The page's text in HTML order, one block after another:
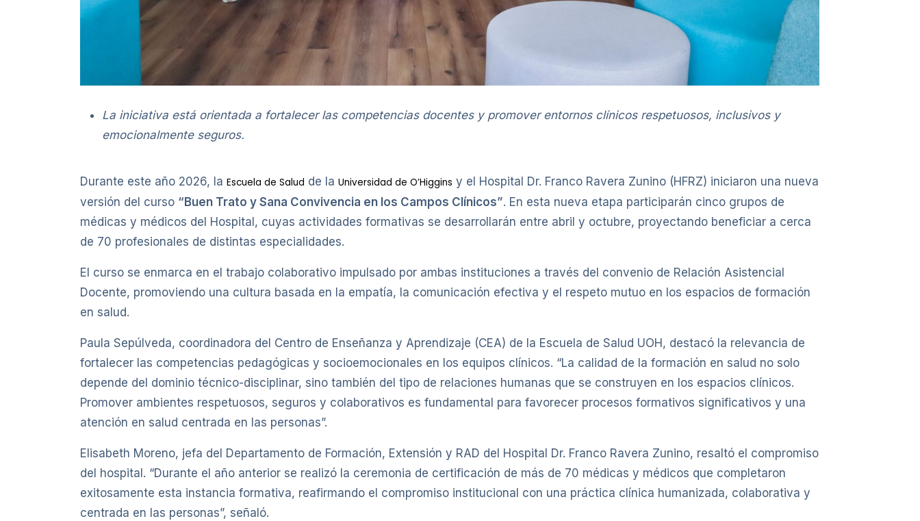
La iniciativa está orientada a fortalecer las competencias docentes y promover entornos clínicos respetuosos, inclusivos y
emocionalmente seguros.
Durante este año 2026, la Escuela de Salud de la Universidad de O’Higgins y el Hospital Dr. Franco Ravera Zunino (HFRZ) iniciaron una nueva
versión del curso “Buen Trato y Sana Convivencia en los Campos Clínicos”. En esta nueva etapa participarán cinco grupos de
médicas y médicos del Hospital, cuyas actividades formativas se desarrollarán entre abril y octubre, proyectando beneficiar a cerca
de 70 profesionales de distintas especialidades.
El curso se enmarca en el trabajo colaborativo impulsado por ambas instituciones a través del convenio de Relación Asistencial
Docente, promoviendo una cultura basada en la empatía, la comunicación efectiva y el respeto mutuo en los espacios de formación
en salud.
Paula Sepúlveda, coordinadora del Centro de Enseñanza y Aprendizaje (CEA) de la Escuela de Salud UOH, destacó la relevancia de
fortalecer las competencias pedagógicas y socioemocionales en los equipos clínicos. “La calidad de la formación en salud no solo
depende del dominio técnico-disciplinar, sino también del tipo de relaciones humanas que se construyen en los espacios clínicos.
Promover ambientes respetuosos, seguros y colaborativos es fundamental para favorecer procesos formativos significativos y una
atención en salud centrada en las personas”.
Elisabeth Moreno, jefa del Departamento de Formación, Extensión y RAD del Hospital Dr. Franco Ravera Zunino, resaltó el compromiso
del hospital. “Durante el año anterior se realizó la ceremonia de certificación de más de 70 médicas y médicos que completaron
exitosamente esta instancia formativa, reafirmando el compromiso institucional con una práctica clínica humanizada, colaborativa y
centrada en las personas”, señaló.